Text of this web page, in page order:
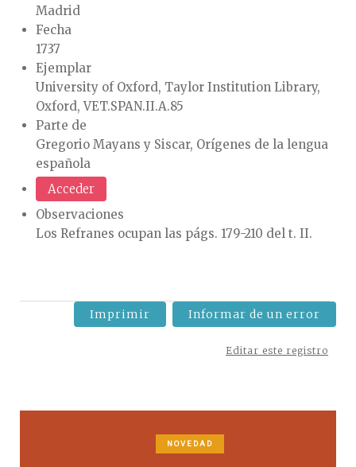
Madrid
Fecha
1737
Ejemplar
University of Oxford, Taylor Institution Library,
Oxford, VET.SPAN.II.A.85
Parte de
Gregorio Mayans y Siscar, Orígenes de la lengua
española
Acceder
Observaciones
Los Refranes ocupan las págs. 179-210 del t. II.
Imprimir Informar de un error
Editar este registro
NOVEDAD